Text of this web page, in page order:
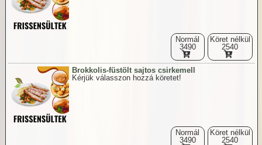
Normál
3490
Köret nélkül
2540
Brokkolis-füstölt sajtos csirkemell
Kérjük válasszon hozzá köretet!
Normál
3490
Köret nélkül
2540